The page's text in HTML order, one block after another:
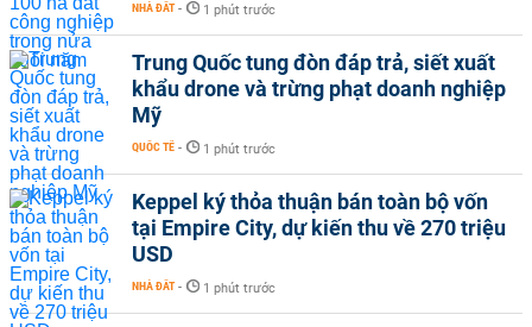
NHÀ ĐẤT - 1 phút trước
Trung Quốc tung đòn đáp trả, siết xuất
khẩu drone và trừng phạt doanh nghiệp
Mỹ
QUỐC TẾ - 1 phút trước
Keppel ký thỏa thuận bán toàn bộ vốn
tại Empire City, dự kiến thu về 270 triệu
USD
NHÀ ĐẤT - 1 phút trước